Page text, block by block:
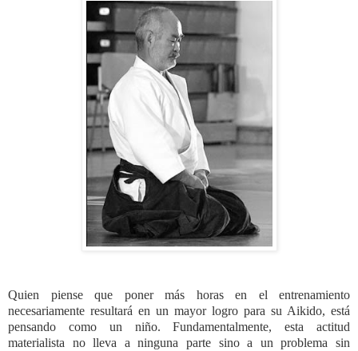
Quien piense que poner más horas en el entrenamiento
necesariamente resultará en un mayor logro para su Aikido, está
pensando como un niño. Fundamentalmente, esta actitud
materialista no lleva a ninguna parte sino a un problema sin